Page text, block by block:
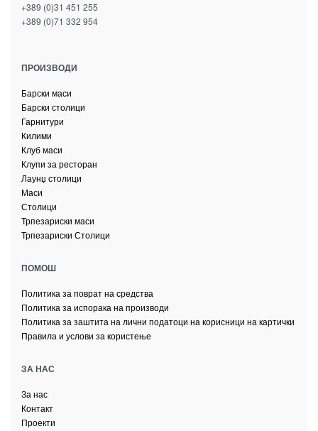
+389 (0)31 451 255
+389 (0)71 332 954
ПРОИЗВОДИ
Барски маси
Барски столици
Гарнитури
Килими
Клуб маси
Клупи за ресторан
Лаунџ столици
Маси
Столици
Трпезариски маси
Трпезариски Столици
ПОМОШ
Политика за поврат на средства
Политика за испорака на производи
Политика за заштита на лични податоци на корисници на картички
Правила и услови за користење
ЗА НАС
За нас
Контакт
Проекти